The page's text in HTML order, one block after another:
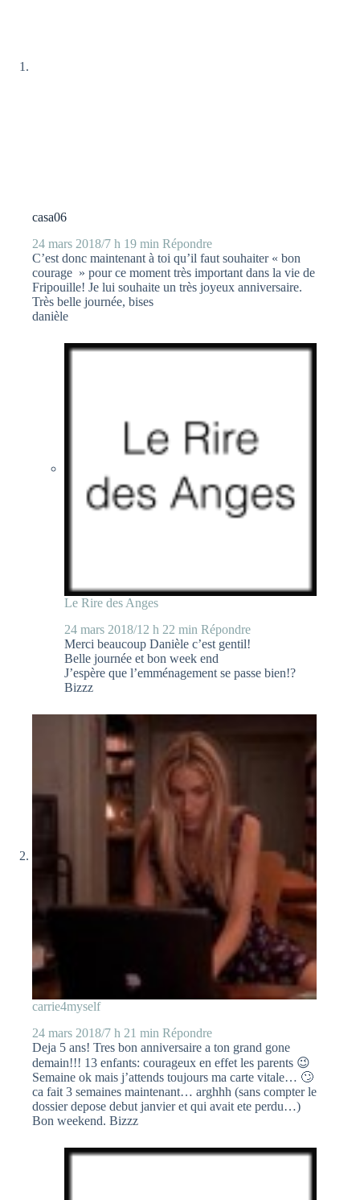
casa06
24 mars 2018/7 h 19 min Répondre
C’est donc maintenant à toi qu’il faut souhaiter « bon
courage » pour ce moment très important dans la vie de
Fripouille! Je lui souhaite un très joyeux anniversaire.
Très belle journée, bises
danièle
Le Rire des Anges
24 mars 2018/12 h 22 min Répondre
Merci beaucoup Danièle c’est gentil!
Belle journée et bon week end
J’espère que l’emménagement se passe bien!?
Bizzz
carrie4myself
24 mars 2018/7 h 21 min Répondre
Deja 5 ans! Tres bon anniversaire a ton grand gone
demain!!! 13 enfants: courageux en effet les parents 😉
Semaine ok mais j’attends toujours ma carte vitale… 🙄
ca fait 3 semaines maintenant… arghhh (sans compter le
dossier depose debut janvier et qui avait ete perdu…)
Bon weekend. Bizzz